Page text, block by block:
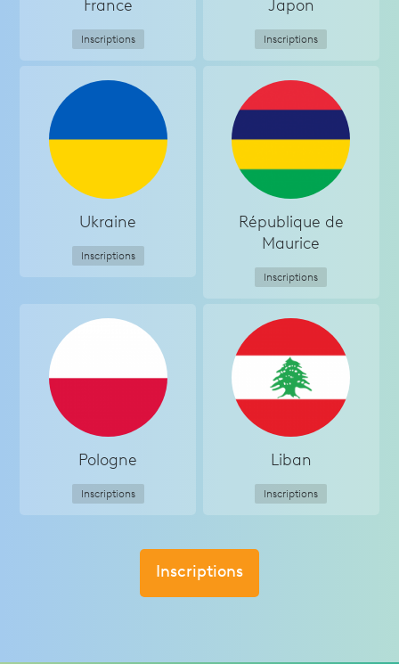
France
Inscriptions
Japon
Inscriptions
Ukraine
Inscriptions
République de
Maurice
Inscriptions
Pologne
Inscriptions
Liban
Inscriptions
Inscriptions